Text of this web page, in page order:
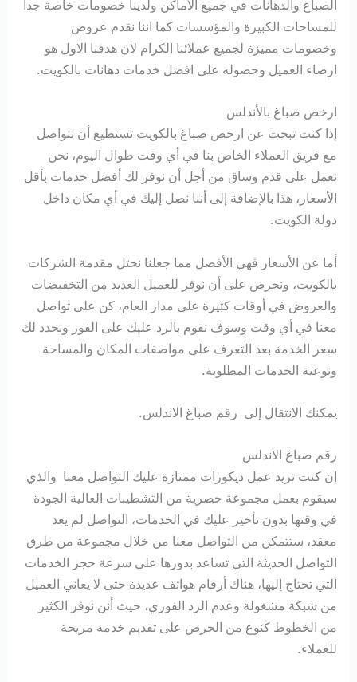
الصباغ والدهانات في جميع الأماكن ولدينا خصومات خاصة جداً
للمساحات الكبيرة والمؤسسات كما اننا نقدم عروض
وخصومات مميزة لجميع عملائنا الكرام لان هدفنا الاول هو
ارضاء العميل وحصوله على افضل خدمات دهانات بالكويت.
ارخص صباغ بالأندلس
إذا كنت تبحث عن ارخص صباغ بالكويت تستطيع أن تتواصل
مع فريق العملاء الخاص بنا في أي وقت طوال اليوم، نحن
نعمل على قدم وساق من أجل أن نوفر لك أفضل خدمات بأقل
الأسعار، هذا بالإضافة إلى أننا نصل إليك في أي مكان داخل
دولة الكويت.
أما عن الأسعار فهي الأفضل مما جعلنا نحتل مقدمة الشركات
بالكويت، ونحرص على أن نوفر للعميل العديد من التخفيضات
والعروض في أوقات كثيرة على مدار العام، كن على تواصل
معنا في أي وقت وسوف نقوم بالرد عليك على الفور ونحدد لك
سعر الخدمة بعد التعرف على مواصفات المكان والمساحة
ونوعية الخدمات المطلوبة.
يمكنك الانتقال إلى رقم صباغ الاندلس.
رقم صباغ الاندلس
إن كنت تريد عمل ديكورات ممتازة عليك التواصل معنا والذي
سيقوم بعمل مجموعة حصرية من التشطيبات العالية الجودة
في وقتها بدون تأخير عليك في الخدمات، التواصل لم يعد
معقد، ستتمكن من التواصل معنا من خلال مجموعة من طرق
التواصل الحديثة التي تساعد بدورها على سرعة حجز الخدمات
التي تحتاج إليها، هناك أرقام هواتف عديدة حتى لا يعاني العميل
من شبكة مشغولة وعدم الرد الفوري، حيث أنن نوفر الكثير
من الخطوط كنوع من الحرص على تقديم خدمه مريحة
للعملاء.